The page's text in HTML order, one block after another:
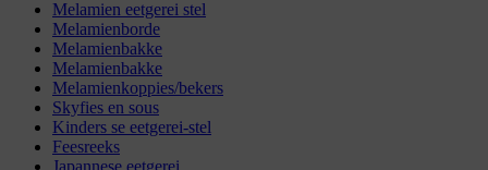
Melamien eetgerei stel
Melamienborde
Melamienbakke
Melamienbakke
Melamienkoppies/bekers
Skyfies en sous
Kinders se eetgerei-stel
Feesreeks
Japannese eetgerei